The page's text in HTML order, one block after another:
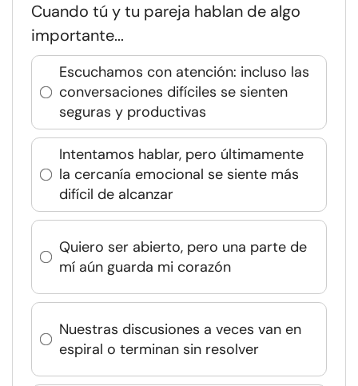
Cuando tú y tu pareja hablan de algo
importante...
Escuchamos con atención: incluso las
conversaciones difíciles se sienten
seguras y productivas
Intentamos hablar, pero últimamente
la cercanía emocional se siente más
difícil de alcanzar
Quiero ser abierto, pero una parte de
mí aún guarda mi corazón
Nuestras discusiones a veces van en
espiral o terminan sin resolver